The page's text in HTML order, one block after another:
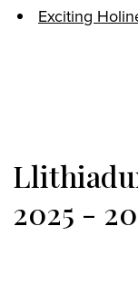
Exciting
2025 -